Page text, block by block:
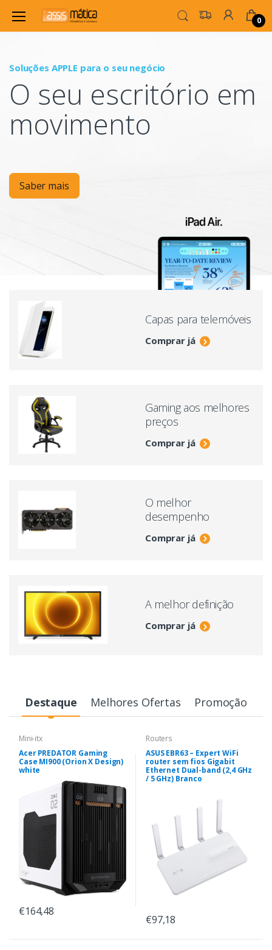
0
Soluções APPLE para o seu negócio
O seu escritório em
movimento
Saber mais
Capas para telemóveis
Comprar já
Gaming aos melhores
preços
Comprar já
O melhor
desempenho
Comprar já
A melhor definição
Comprar já
Destaque Melhores Ofertas Promoção
Mini-itx
Acer PREDATOR Gaming
Case MI900 (Orion X Design)
white
€164,48
Routers
ASUS EBR63 – Expert WiFi
router sem fios Gigabit
Ethernet Dual-band (2,4 GHz
/ 5 GHz) Branco
€97,18